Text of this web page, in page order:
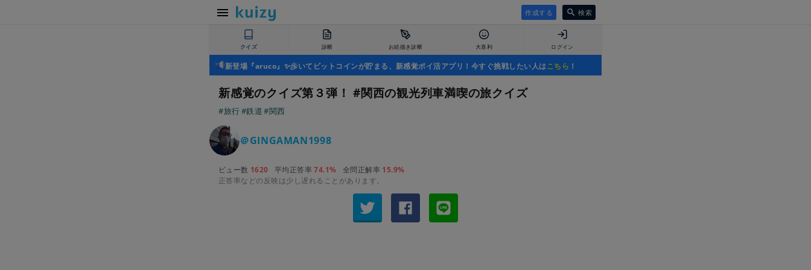
作成する 検索
クイズ 診断 お絵描き診断 大喜利 ログイン
新登場『aruco』✨歩いてビットコインが貯まる、新感覚ポイ活アプリ！今すぐ挑戦したい人はこちら ！
新感覚のクイズ第３弾！ #関西の観光列車満喫の旅クイズ
#旅行#鉄道#関西
＠GINGAMAN1998
ビュー数 1620 平均正答率74.1% 全問正解率 15.9%
正答率などの反映は少し遅れることがあります。